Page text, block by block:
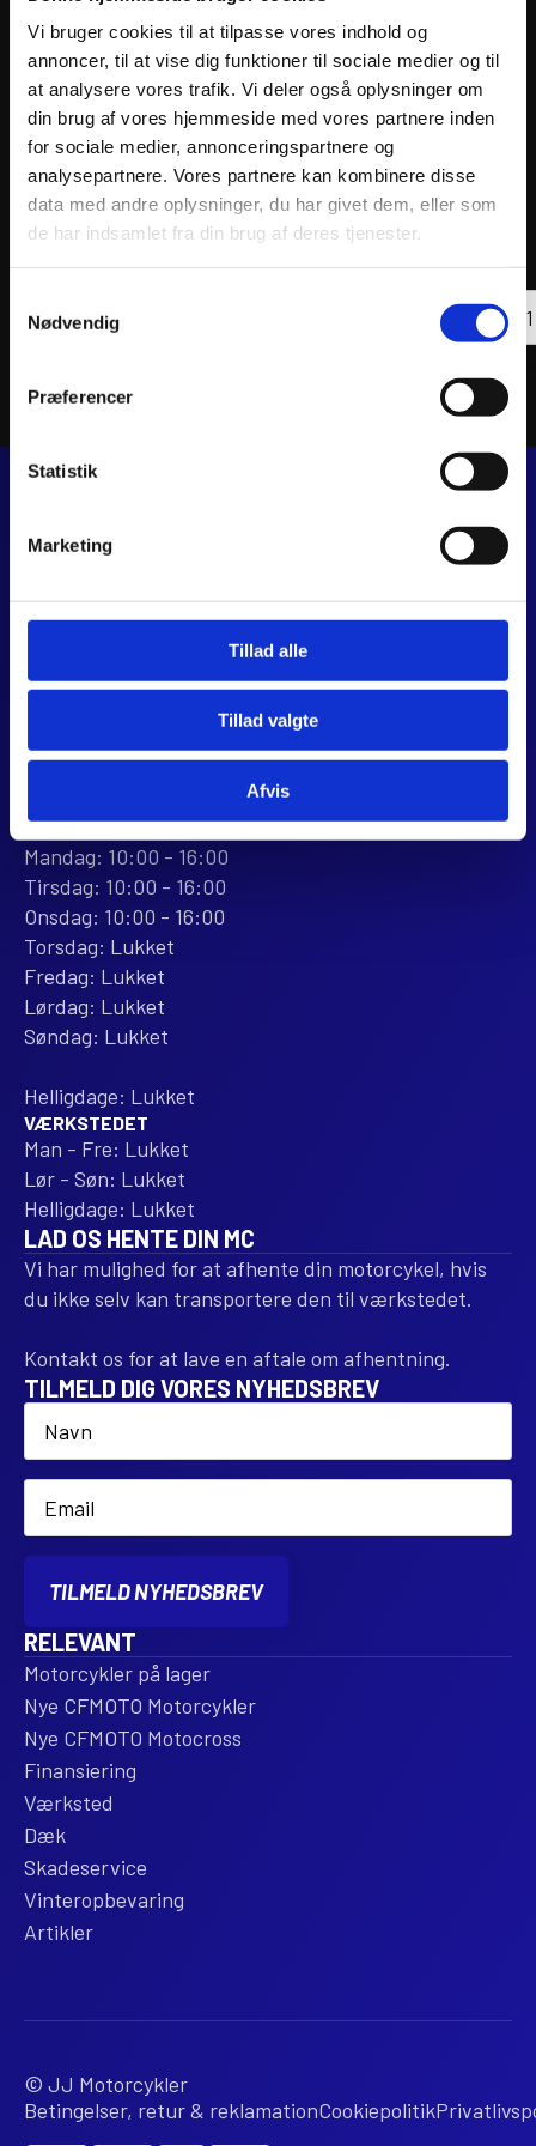
Vi bruger cookies til at tilpasse vores indhold og
annoncer, til at vise dig funktioner til sociale medier og til
at analysere vores trafik. Vi deler også oplysninger om
din brug af vores hjemmeside med vores partnere inden
for sociale medier, annonceringspartnere og
analysepartnere. Vores partnere kan kombinere disse
data med andre oplysninger, du har givet dem, eller som
de har indsamlet fra din brug af deres tjenester.
Nødvendig
Præferencer
Statistik
Marketing
Tillad alle
Tillad valgte
Afvis
AKRAPOVIC EXHAUST EVO TI CRF250R 21
13.792kr.
inkl.
LINE
antal
JJ MOTORCYKLER
Dalagervej 6C
CVR 44928280
webshop@jjmotorcykler.dk
salg@jjmotorcykler.dk
Mandag: 10:00 - 16:00
Tirsdag: 10:00 - 16:00
Onsdag: 10:00 - 16:00
Torsdag: Lukket
Fredag: Lukket
Lørdag: Lukket
Søndag: Lukket
Helligdage: Lukket
VÆRKSTEDET
Man - Fre: Lukket
Lør - Søn: Lukket
Helligdage: Lukket
LAD OS HENTE DIN MC
Vi har mulighed for at afhente din motorcykel, hvis
du ikke selv kan transportere den til værkstedet.
Kontakt os for at lave en aftale om afhentning.
TILMELD DIG VORES NYHEDSBREV
Name
Email
TILMELD NYHEDSBREV
RELEVANT
Motorcykler på lager
Nye CFMOTO Motorcykler
Nye CFMOTO Motocross
Finansiering
Værksted
Dæk
Skadeservice
Vinteropbevaring
Artikler
© JJ Motorcykler
Betingelser, retur & reklamationCookiepolitik